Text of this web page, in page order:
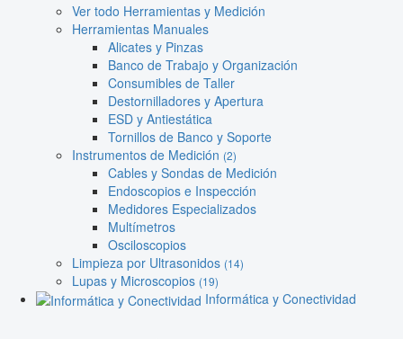
Ver todo Herramientas y Medición
Herramientas Manuales
Alicates y Pinzas
Banco de Trabajo y Organización
Consumibles de Taller
Destornilladores y Apertura
ESD y Antiestática
Tornillos de Banco y Soporte
Instrumentos de Medición (2)
Cables y Sondas de Medición
Endoscopios e Inspección
Medidores Especializados
Multímetros
Osciloscopios
Limpieza por Ultrasonidos (14)
Lupas y Microscopios (19)
Informática y Conectividad